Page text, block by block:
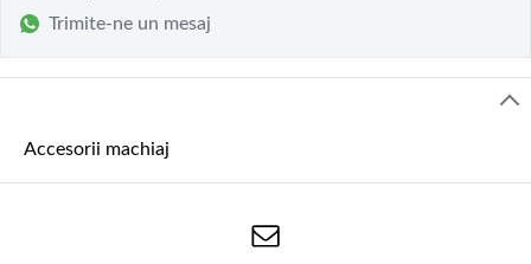
Trimite-ne un mesaj
Accesorii machiaj